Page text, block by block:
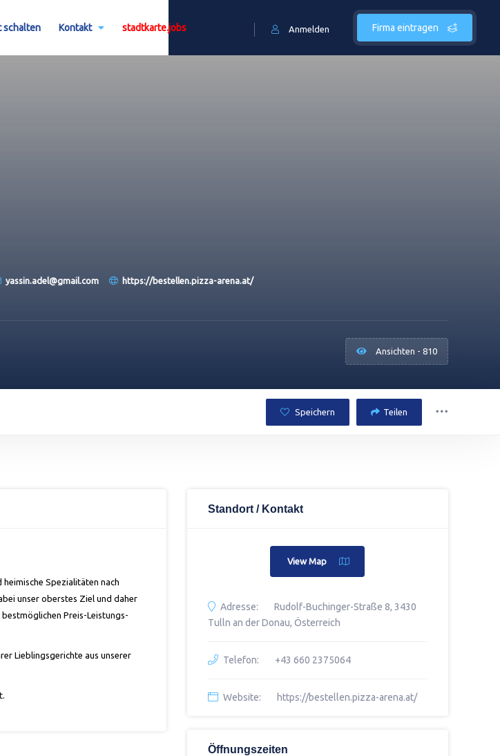
Firma eintragen
Anmelden
schalten Kontakt stadtkarte.jobs
yassin.adel@gmail.com https://bestellen.pizza-arena.at/
Ansichten - 810
Speichern Teilen
heimische Spezialitäten nach
unser oberstes Ziel und daher
Preis-Leistungs-
Lieblingsgerichte aus unserer
Standort / Kontakt
View Map
Adresse:
Rudolf-Buchinger-Straße 8, 3430
Tulln an der Donau, Österreich
Telefon: +43 660 2375064
Website: https://bestellen.pizza-arena.at/
Öffnungszeiten